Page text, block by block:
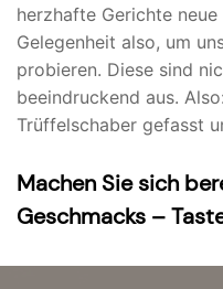
herzhafte Gerichte
Gelegenheit also, um
probieren. Diese sind
beeindruckend aus.
Trüffelschaber gefasst
Machen Sie sich
Geschmacks –